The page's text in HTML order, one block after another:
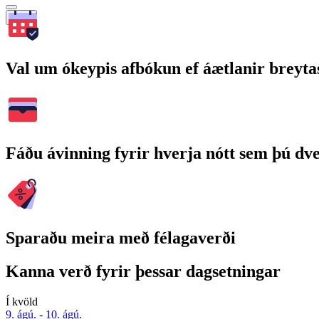
Leita
Val um ókeypis afbókun ef áætlanir
Fáðu ávinning fyrir hverja nótt sem þú
Sparaðu meira með félagaverði
Kanna verð fyrir þessar dagsetningar
Í kvöld
9. ágú. - 10. ágú.